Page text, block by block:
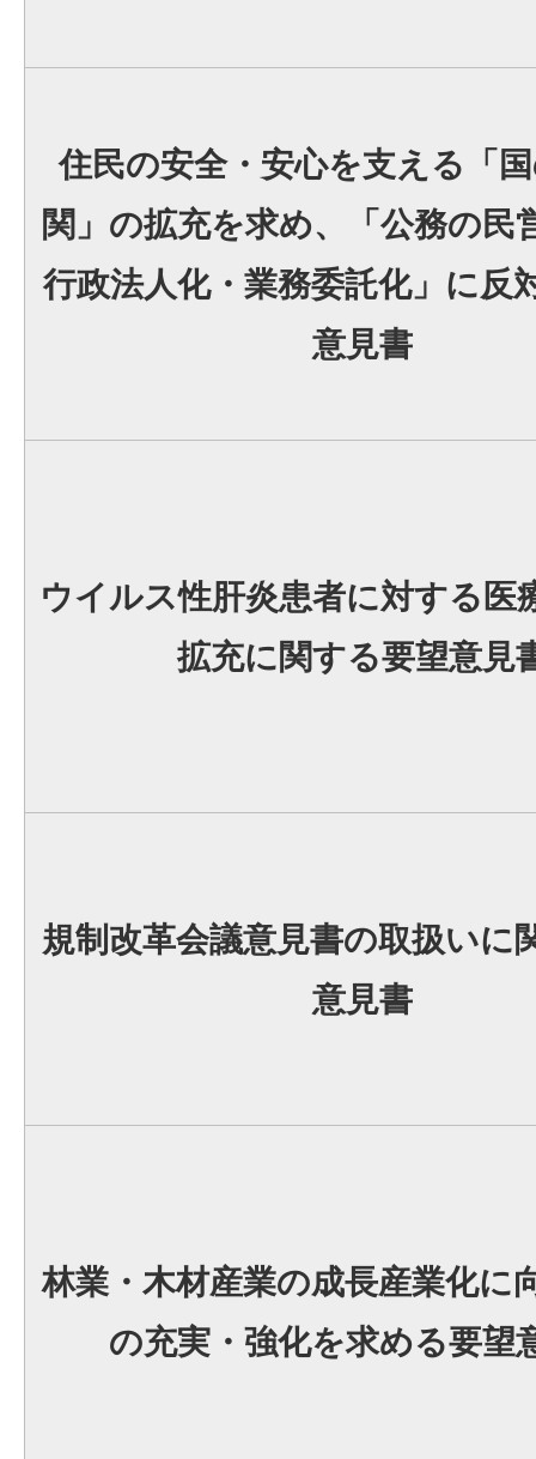
住民の安全・安心を支える「
関」の拡充を求め、「公務の民
行政法人化・業務委託化」に反
意見書
ウイルス性肝炎患者に対する医
拡充に関する要望意見
規制改革会議意見書の取扱いに
意見書
林業・木材産業の成長産業化に
の充実・強化を求める要望